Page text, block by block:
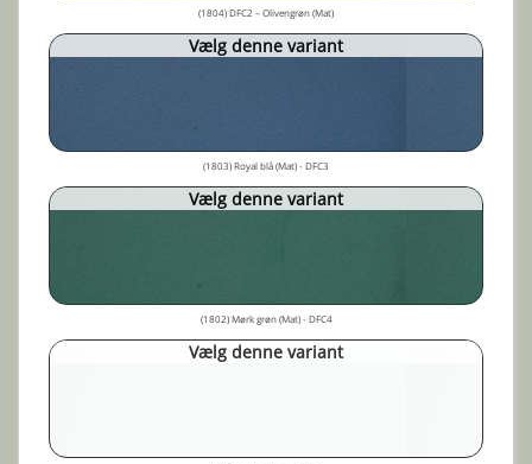
(1804) DFC2 – Olivengrøn (Mat)
Vælg denne variant
(1803) Royal blå (Mat) - DFC3
Vælg denne variant
(1802) Mørk grøn (Mat) - DFC4
Vælg denne variant